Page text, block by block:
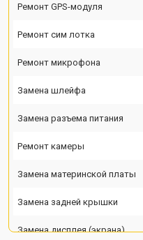
Ремонт GPS-модуля
Ремонт сим лотка
Ремонт микрофона
Замена шлейфа
Замена разъема питания
Ремонт камеры
Замена материнской платы
Замена задней крышки
Замена дисплея (экрана)